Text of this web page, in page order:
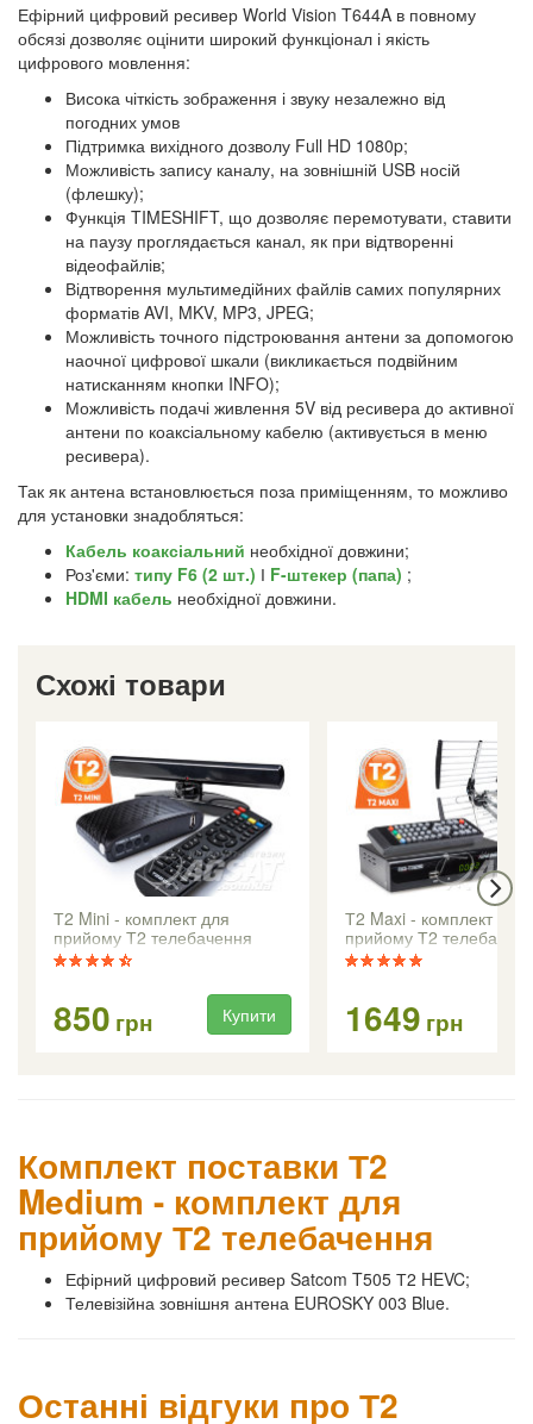
Ефірний цифровий ресивер World Vision T644A в повному
обсязі дозволяє оцінити широкий функціонал і якість
цифрового мовлення:
Висока чіткість зображення і звуку незалежно від
погодних умов
Підтримка вихідного дозволу Full HD 1080p;
Можливість запису каналу, на зовнішній USB носій
(флешку);
Функція TIMESHIFT, що дозволяє перемотувати, ставити
на паузу проглядається канал, як при відтворенні
відеофайлів;
Відтворення мультимедійних файлів самих популярних
форматів AVI, MKV, MP3, JPEG;
Можливість точного підстроювання антени за допомогою
наочної цифрової шкали (викликається подвійним
натисканням кнопки INFO);
Можливість подачі живлення 5V від ресивера до активної
антени по коаксіальному кабелю (активується в меню
ресивера).
Так як антена встановлюється поза приміщенням, то можливо
для установки знадобляться:
Кабель коаксіальний необхідної довжини;
Роз'єми: типу F6 (2 шт.) І F-штекер (папа) ;
HDMI кабель необхідної довжини.
Схожі товари
Т2 Mini - комплект для
прийому Т2 телебачення
850 грн Купити
Т2 Maxi - комплект для
прийому Т2
1649 грн
Комплект поставки Т2
Medium - комплект для
прийому Т2 телебачення
Ефірний цифровий ресивер Satcom T505 Т2 HEVC;
Телевізійна зовнішня антена EUROSKY 003 Blue.
Останні відгуки про Т2